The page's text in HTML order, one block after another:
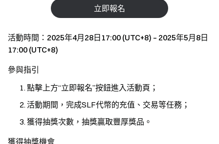
立即報名
活動時間：2025年4月28日17:00 (UTC+8) – 2025年5月8日
17:00 (UTC+8)
參與指引
點擊上方“立即報名”按鈕進入活動頁；
活動期間，完成SLF代幣的充值、交易等任務；
獲得抽獎次數，抽獎贏取豐厚獎品。
獲得抽獎機會